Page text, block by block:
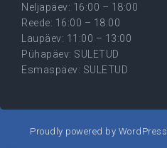
Neljapäev: 16:00 – 18:00
Reede: 16:00 – 18:00
Laupäev: 11:00 – 13:00
Pühapäev: SULETUD
Esmaspäev: SULETUD
Proudly powered by WordPress